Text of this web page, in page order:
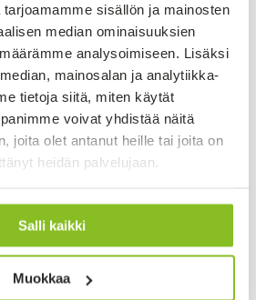
sisällön ja mainosten
median ominaisuuksien
analysoimiseen. Lisäksi
mainosalan ja analytiikka-
tietoja siitä, miten käytät
voivat yhdistää näitä
joita olet antanut heille tai joita on
heidän palvelujaan.
Salli kaikki
Muokkaa
2026 – Tuulilasin
tuulilasin
kautta?
tarjoaa tuulilasin vaihto-
räätälöidysti eri